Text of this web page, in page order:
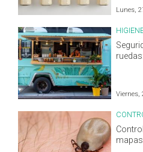
Lunes,
Viernes,